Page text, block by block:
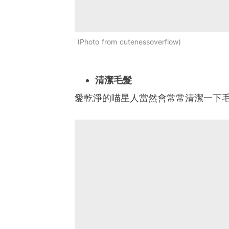
Photo from cutenessoverflow
清潔毛髮
愛乾淨的喵星人當然會常常清潔一下